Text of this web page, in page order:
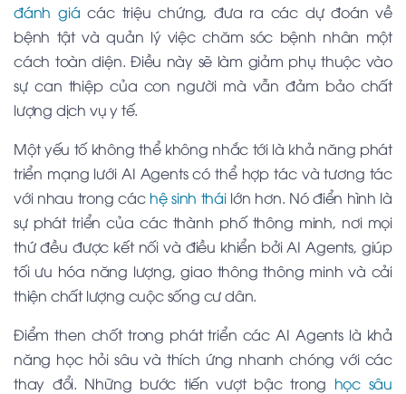
đánh giá các triệu chứng, đưa ra các dự đoán về
bệnh tật và quản lý việc chăm sóc bệnh nhân một
cách toàn diện. Điều này sẽ làm giảm phụ thuộc vào
sự can thiệp của con người mà vẫn đảm bảo chất
lượng dịch vụ y tế.
Một yếu tố không thể không nhắc tới là khả năng phát
triển mạng lưới AI Agents có thể hợp tác và tương tác
với nhau trong các hệ sinh tháilớn hơn. Nó điển hình là
sự phát triển của các thành phố thông minh, nơi mọi
thứ đều được kết nối và điều khiển bởi AI Agents, giúp
tối ưu hóa năng lượng, giao thông thông minh và cải
thiện chất lượng cuộc sống cư dân.
Điểm then chốt trong phát triển các AI Agents là khả
năng học hỏi sâu và thích ứng nhanh chóng với các
thay đổi. Những bước tiến vượt bậc trong học sâu